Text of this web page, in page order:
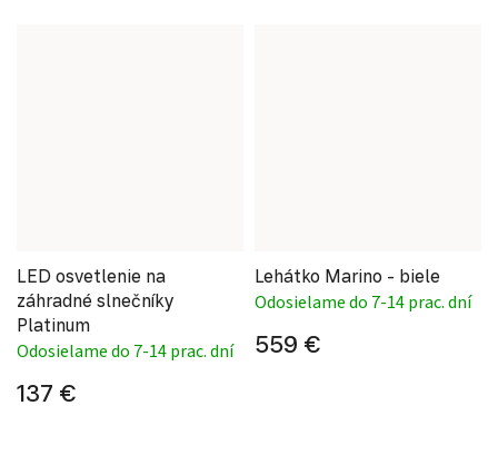
LED osvetlenie na
záhradné slnečníky
Platinum
Odosielame do 7-14 prac. dní
137 €
Lehátko Marino - biele
Odosielame do 7-14 prac. dní
559 €